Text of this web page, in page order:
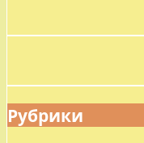
Рубрики